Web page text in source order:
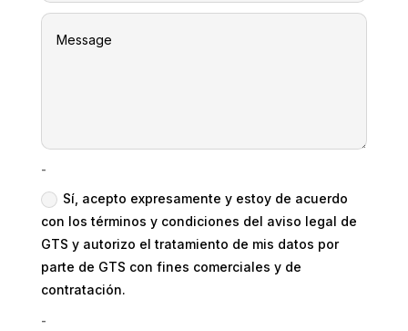
-
Sí, acepto expresamente y estoy de acuerdo
con los términos y condiciones del aviso legal de
GTS y autorizo el tratamiento de mis datos por
parte de GTS con fines comerciales y de
contratación.
-